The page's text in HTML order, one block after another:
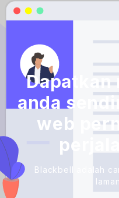
Dapatkan
anda
web
Blackbell adalah